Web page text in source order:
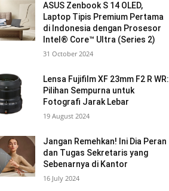
ASUS Zenbook S 14 OLED,
Laptop Tipis Premium Pertama
di Indonesia dengan Prosesor
Intel® Core™ Ultra (Series 2)
31 October 2024
Lensa Fujifilm XF 23mm F2 R WR:
Pilihan Sempurna untuk
Fotografi Jarak Lebar
19 August 2024
Jangan Remehkan! Ini Dia Peran
dan Tugas Sekretaris yang
Sebenarnya di Kantor
16 July 2024